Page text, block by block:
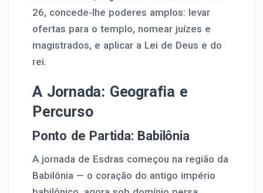
26, concede-lhe poderes amplos: levar
ofertas para o templo, nomear juízes e
magistrados, e aplicar a Lei de Deus e do
rei.
A Jornada: Geografia e
Percurso
Ponto de Partida: Babilônia
A jornada de Esdras começou na região da
Babilônia — o coração do antigo império